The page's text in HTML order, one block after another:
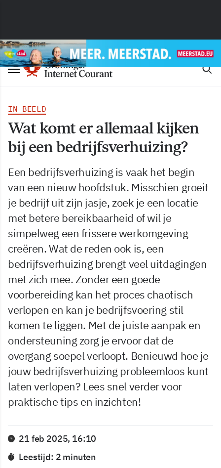
IN BEELD
Wat komt er allemaal kijken
bij een bedrijfsverhuizing?
Een bedrijfsverhuizing is vaak het begin
van een nieuw hoofdstuk. Misschien groeit
je bedrijf uit zijn jasje, zoek je een locatie
met betere bereikbaarheid of wil je
simpelweg een frissere werkomgeving
creëren. Wat de reden ook is, een
bedrijfsverhuizing brengt veel uitdagingen
met zich mee. Zonder een goede
voorbereiding kan het proces chaotisch
verlopen en kan je bedrijfsvoering stil
komen te liggen. Met de juiste aanpak en
ondersteuning zorg je ervoor dat de
overgang soepel verloopt. Benieuwd hoe je
jouw bedrijfsverhuizing probleemloos kunt
laten verlopen? Lees snel verder voor
praktische tips en inzichten!
21 feb 2025, 16:10
Leestijd: 2 minuten